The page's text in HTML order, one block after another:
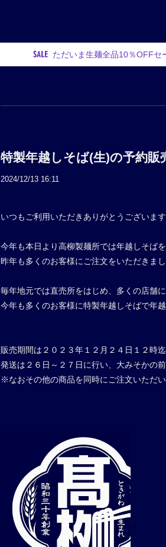
ただいま生麺全品10％OFFセ
特製年越しそば(生)の予約販
2024/12/13 16:11
いつもご利用いただきありがとうございま
今年も本日より高柳製麺所では年越しそば
昨年も多くのお客様にご注文をいただきまし
毎年地元では直売所をはじめ、多くの店舗
今年も多くのお客様に特製年越しそばで年
販売期間は２０２３年１２月２４日１２時
発送は２６日～２７日に行い、大みそかの
※なおその他の商品を同時にご注文いただ